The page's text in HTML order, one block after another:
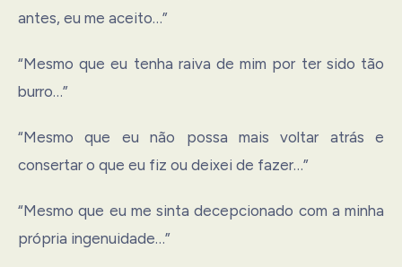
antes, eu me aceito…”
“Mesmo que eu tenha raiva de mim por ter sido tão
burro…”
“Mesmo que eu não possa mais voltar atrás e
consertar o que eu fiz ou deixei de fazer…”
“Mesmo que eu me sinta decepcionado com a minha
própria ingenuidade…”